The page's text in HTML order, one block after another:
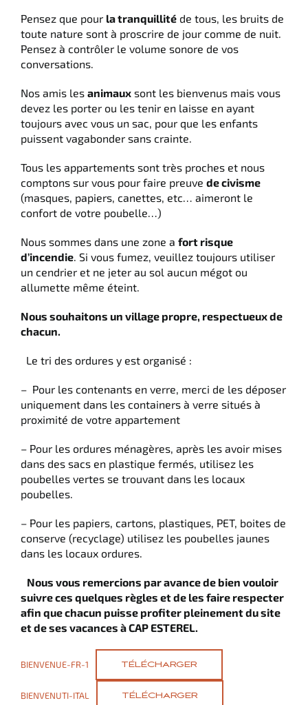
Pensez que pour la tranquillitéde tous, les bruits de
toute nature sont à proscrire de jour comme de nuit.
Pensez à contrôler le volume sonore de vos
conversations.
Nos amis les animauxsont les bienvenus mais vous
devez les porter ou les tenir en laisse en ayant
toujours avec vous un sac, pour que les enfants
puissent vagabonder sans crainte.
Tous les appartements sont très proches et nous
comptons sur vous pour faire preuve de civisme
(masques, papiers, canettes, etc… aimeront le
confort de votre poubelle…)
Nous sommes dans une zone a fort risque
d’incendie. Si vous fumez, veuillez toujours utiliser
un cendrier et ne jeter au sol aucun mégot ou
allumette même éteint.
Nous souhaitons un village propre, respectueux de
chacun.
Le tri des ordures y est organisé :
– Pour les contenants en verre, merci de les déposer
uniquement dans les containers à verre situés à
proximité de votre appartement
– Pour les ordures ménagères, après les avoir mises
dans des sacs en plastique fermés, utilisez les
poubelles vertes se trouvant dans les locaux
poubelles.
– Pour les papiers, cartons, plastiques, PET, boites de
conserve (recyclage) utilisez les poubelles jaunes
dans les locaux ordures.
Nous vous remercions par avance de bien vouloir
suivre ces quelques règles et de les faire respecter
afin que chacun puisse profiter pleinement du site
et de ses vacances à CAP ESTEREL.
BIENVENUE-FR-1 TÉLÉCHARGER
BIENVENUTI-ITAL TÉLÉCHARGER